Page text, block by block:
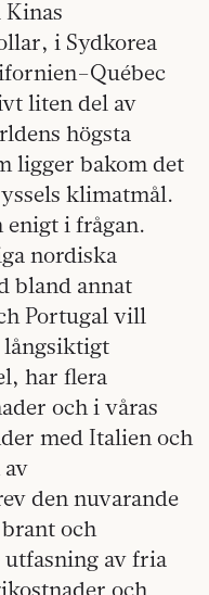
Kinas
i Sydkorea
liten del av
högsta
ligger bakom det
klimatmål.
enigt i frågan.
nordiska
bland annat
Portugal vill
långsiktigt
har flera
och i våras
med Italien och
av
den nuvarande
och
utfasning av fria
och